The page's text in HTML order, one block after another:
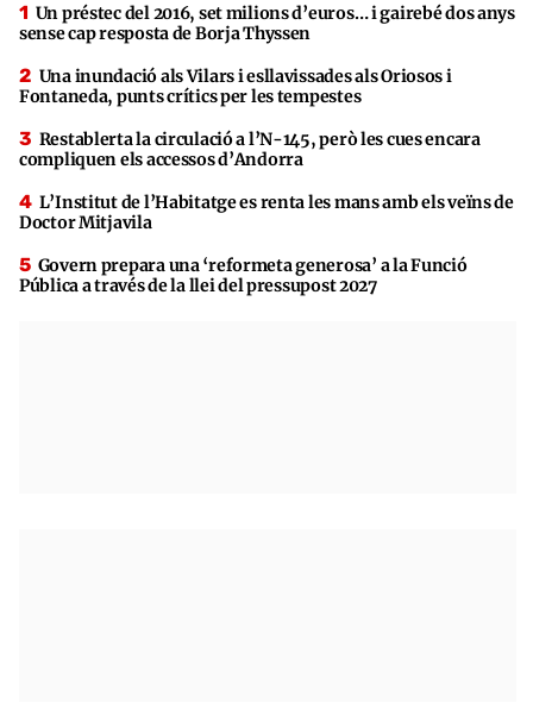
Un préstec del 2016, set milions d’euros… i gairebé dos anys
sense cap resposta de Borja Thyssen
Una inundació als Vilars i esllavissades als Oriosos i
Fontaneda, punts crítics per les tempestes
Restablerta la circulació a l’N-145, però les cues encara
compliquen els accessos d’Andorra
L’Institut de l’Habitatge es renta les mans amb els veïns de
Doctor Mitjavila
Govern prepara una ‘reformeta generosa’ a la Funció
Pública a través de la llei del pressupost 2027